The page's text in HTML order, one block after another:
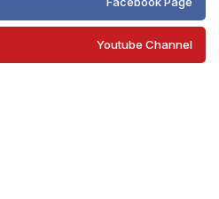
Youtube Channel